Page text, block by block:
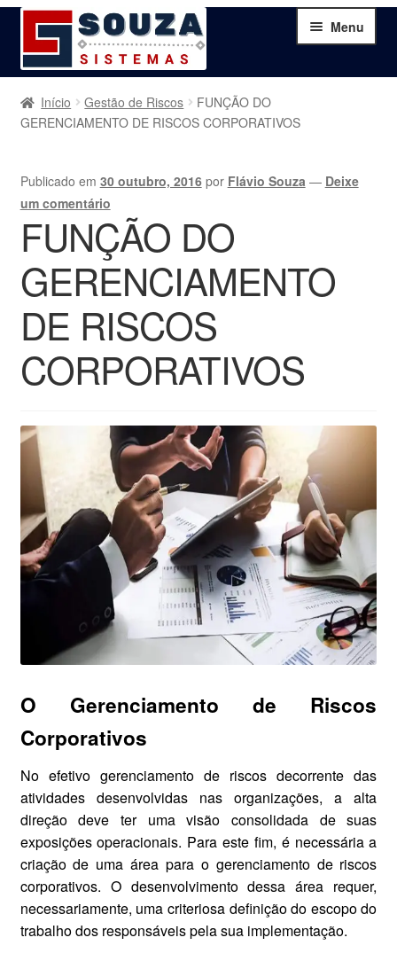
Pular
para
navegação
Pular
para
o
conteúdo
Menu
Home
Produtos
Blog
Contato
Minha Conta
Início Gestão de Riscos
FUNÇÃO DO
GERENCIAMENTO DE RISCOS CORPORATIVOS
Publicado em 30 outubro, 2016 por Flávio Souza — Deixe
um comentário
FUNÇÃO DO
GERENCIAMENTO
DE RISCOS
CORPORATIVOS
O Gerenciamento de Riscos
Corporativos
No efetivo gerenciamento de riscos decorrente das
atividades desenvolvidas nas organizações, a alta
direção deve ter uma visão consolidada de suas
exposições operacionais. Para este fim, é necessária a
criação de uma área para o gerenciamento de riscos
corporativos. O desenvolvimento dessa área requer,
necessariamente, uma criteriosa definição do escopo do
trabalho dos responsáveis pela sua implementação.